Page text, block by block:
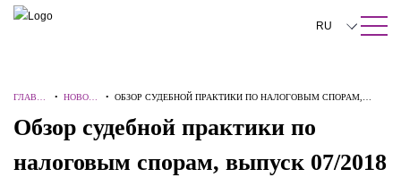
ПОИСК ПО САЙТУ Закрыть
RU
中文
Deutsch
ГЛАВН
• НОВОС
• ОБЗОР СУДЕБНОЙ ПРАКТИКИ ПО НАЛОГОВЫМ СПОРАМ,
Обзор судебной практики по
налоговым спорам, выпуск 07/2018